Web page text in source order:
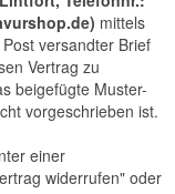
mittels
versandter Brief
Vertrag zu
beigefügte Muster-
vorgeschrieben ist.
einer
widerrufen" oder